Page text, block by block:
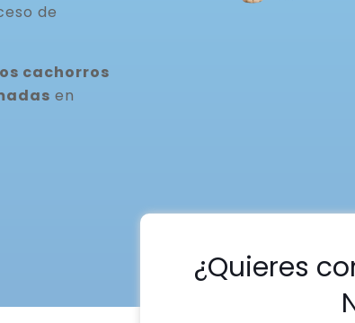
de
cachorros
en
¿Quieres